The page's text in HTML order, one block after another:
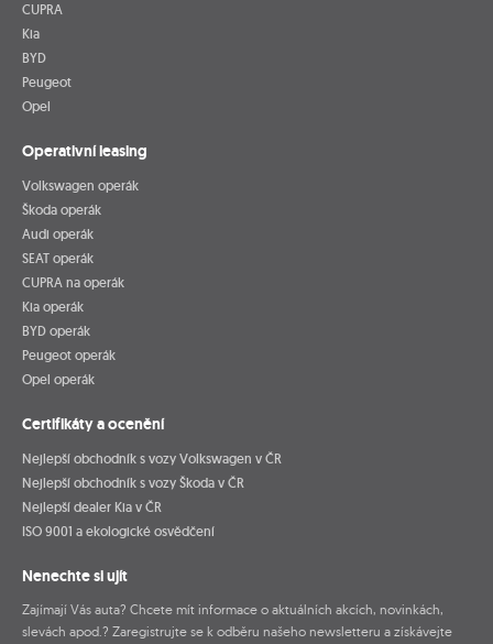
CUPRA
Kia
BYD
Peugeot
Opel
Operativní leasing
Volkswagen operák
Škoda operák
Audi operák
SEAT operák
CUPRA na operák
Kia operák
BYD operák
Peugeot operák
Opel operák
Certifikáty a ocenění
Nejlepší obchodník s vozy Volkswagen v ČR
Nejlepší obchodník s vozy Škoda v ČR
Nejlepší dealer Kia v ČR
ISO 9001 a ekologické osvědčení
Nenechte si ujít
Zajímají Vás auta? Chcete mít informace o aktuálních akcích, novinkách,
slevách apod.? Zaregistrujte se k odběru našeho newsletteru a získávejte